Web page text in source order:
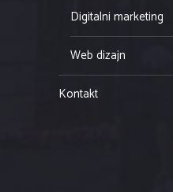
Digitalni marketing
Web dizajn
Kontakt